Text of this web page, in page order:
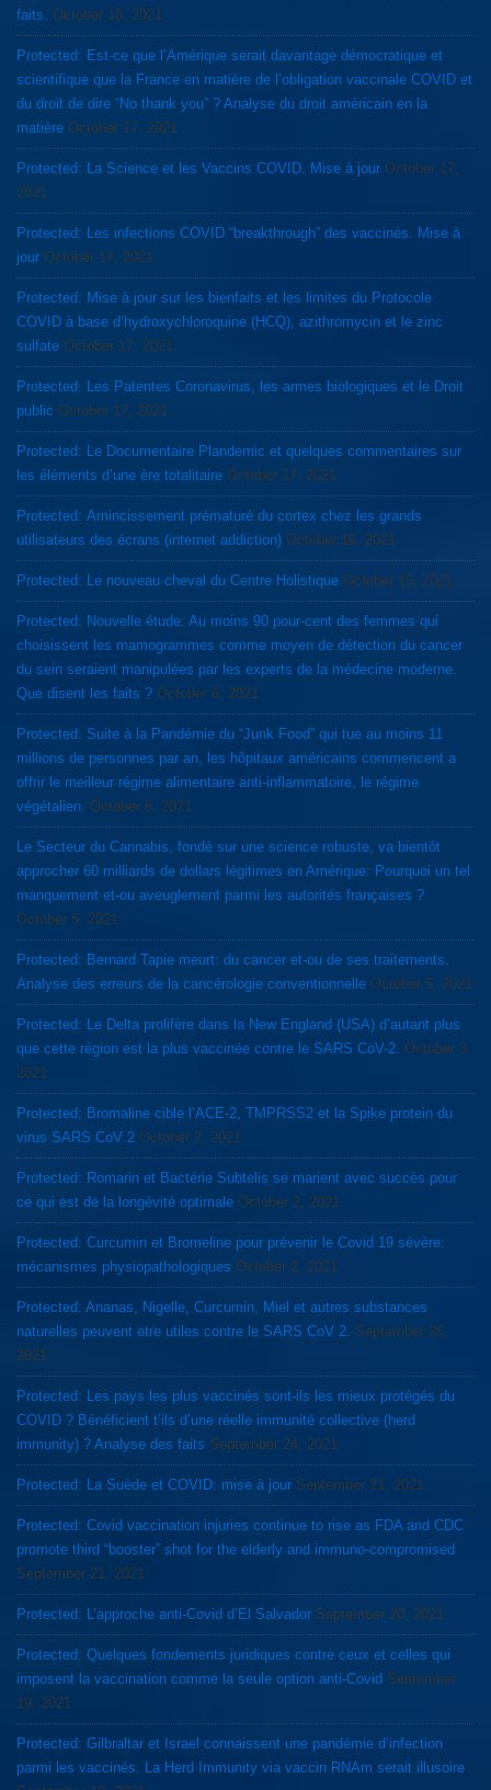
faits.
October 18, 2021
Protected: Est-ce que l’Amérique serait davantage démocratique et
scientifique que la France en matière de l’obligation vaccinale COVID et
du droit de dire “No thank you” ? Analyse du droit américain en la
matière October 17, 2021
Protected: La Science et les Vaccins COVID. Mise à jour October 17,
2021
Protected: Les infections COVID “breakthrough” des vaccinés. Mise à
jour October 17, 2021
Protected: Mise à jour sur les bienfaits et les limites du Protocole
COVID à base d’hydroxychloroquine (HCQ), azithromycin et le zinc
sulfate October 17, 2021
Protected: Les Patentes Coronavirus, les armes biologiques et le Droit
public October 17, 2021
Protected: Le Documentaire Plandemic et quelques commentaires sur
les éléments d’une ère totalitaire October 17, 2021
Protected: Amincissement prématuré du cortex chez les grands
utilisateurs des écrans (internet addiction) October 16, 2021
Protected: Le nouveau cheval du Centre Holistique October 15, 2021
Protected: Nouvelle étude: Au moins 90 pour-cent des femmes qui
choisissent les mamogrammes comme moyen de détection du cancer
du sein seraient manipulées par les experts de la médecine moderne.
Que disent les faits ? October 6, 2021
Protected: Suite à la Pandémie du “Junk Food” qui tue au moins 11
millions de personnes par an, les hôpitaux américains commencent a
offrir le meilleur régime alimentaire anti-inflammatoire, le régime
végétalien. October 6, 2021
Le Secteur du Cannabis, fondé sur une science robuste, va bientôt
approcher 60 milliards de dollars légitimes en Amérique: Pourquoi un tel
manquement et-ou aveuglement parmi les autorités françaises ?
October 5, 2021
Protected: Bernard Tapie meurt: du cancer et-ou de ses traitements.
Analyse des erreurs de la cancérologie conventionnelle October 5, 2021
Protected: Le Delta prolifère dans la New England (USA) d’autant plus
que cette région est la plus vaccinée contre le SARS CoV-2. October 3,
2021
Protected: Bromaline cible l’ACE-2, TMPRSS2 et la Spike protein du
virus SARS CoV 2 October 2, 2021
Protected: Romarin et Bactérie Subtelis se marient avec succès pour
ce qui est de la longévité optimale October 2, 2021
Protected: Curcumin et Bromeline pour prévenir le Covid 19 sévère:
mécanismes physiopathologiques October 2, 2021
Protected: Ananas, Nigelle, Curcumin, Miel et autres substances
naturelles peuvent etre utiles contre le SARS CoV 2. September 26,
2021
Protected: Les pays les plus vaccinés sont-ils les mieux protégés du
COVID ? Bénéficient t’ils d’une réelle immunité collective (herd
immunity) ? Analyse des faits September 24, 2021
Protected: La Suède et COVID: mise à jour September 21, 2021
Protected: Covid vaccination injuries continue to rise as FDA and CDC
promote third “booster” shot for the elderly and immuno-compromised
September 21, 2021
Protected: L’approche anti-Covid d’El Salvador September 20, 2021
Protected: Quelques fondements juridiques contre ceux et celles qui
imposent la vaccination comme la seule option anti-Covid September
19, 2021
Protected: Gilbraltar et Israel connaissent une pandémie d’infection
parmi les vaccinés. La Herd Immunity via vaccin RNAm serait illusoire